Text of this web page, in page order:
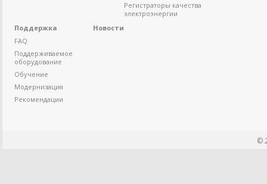
Регистраторы качества
электроэнергии
Поддержка
FAQ
Поддерживаемое
оборудование
Обучение
Модернизация
Рекомендации
Новости
©